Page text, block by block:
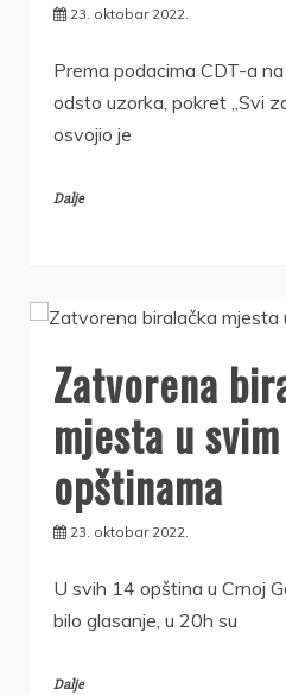
23. oktobar 2022.
Prema podacima CDT-a
odsto uzorka, pokret „Svi
osvojio je
Dalje
Zatvorena
mjesta u svim
opštinama
23. oktobar 2022.
U svih 14 opština u Crnoj
bilo glasanje, u 20h su
Dalje